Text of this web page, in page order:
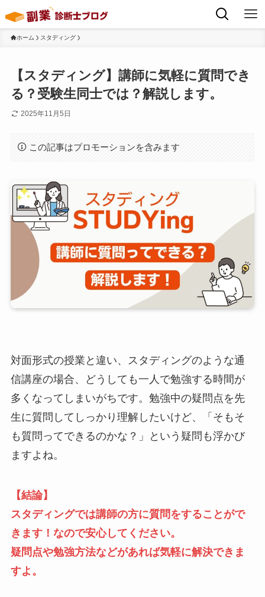
ホーム スタディング
【スタディング】講師に気軽に質問でき
る？受験生同士では？解説します。
2025年11月5日
この記事はプロモーションを含みます
対面形式の授業と違い、スタディングのような通
信講座の場合、どうしても一人で勉強する時間が
多くなってしまいがちです。勉強中の疑問点を先
生に質問してしっかり理解したいけど、「そもそ
も質問ってできるのかな？」という疑問も浮かび
ますよね。
【結論】
スタディングでは講師の方に質問をすることがで
きます！なので安心してください。
疑問点や勉強方法などがあれば気軽に解決できま
すよ。